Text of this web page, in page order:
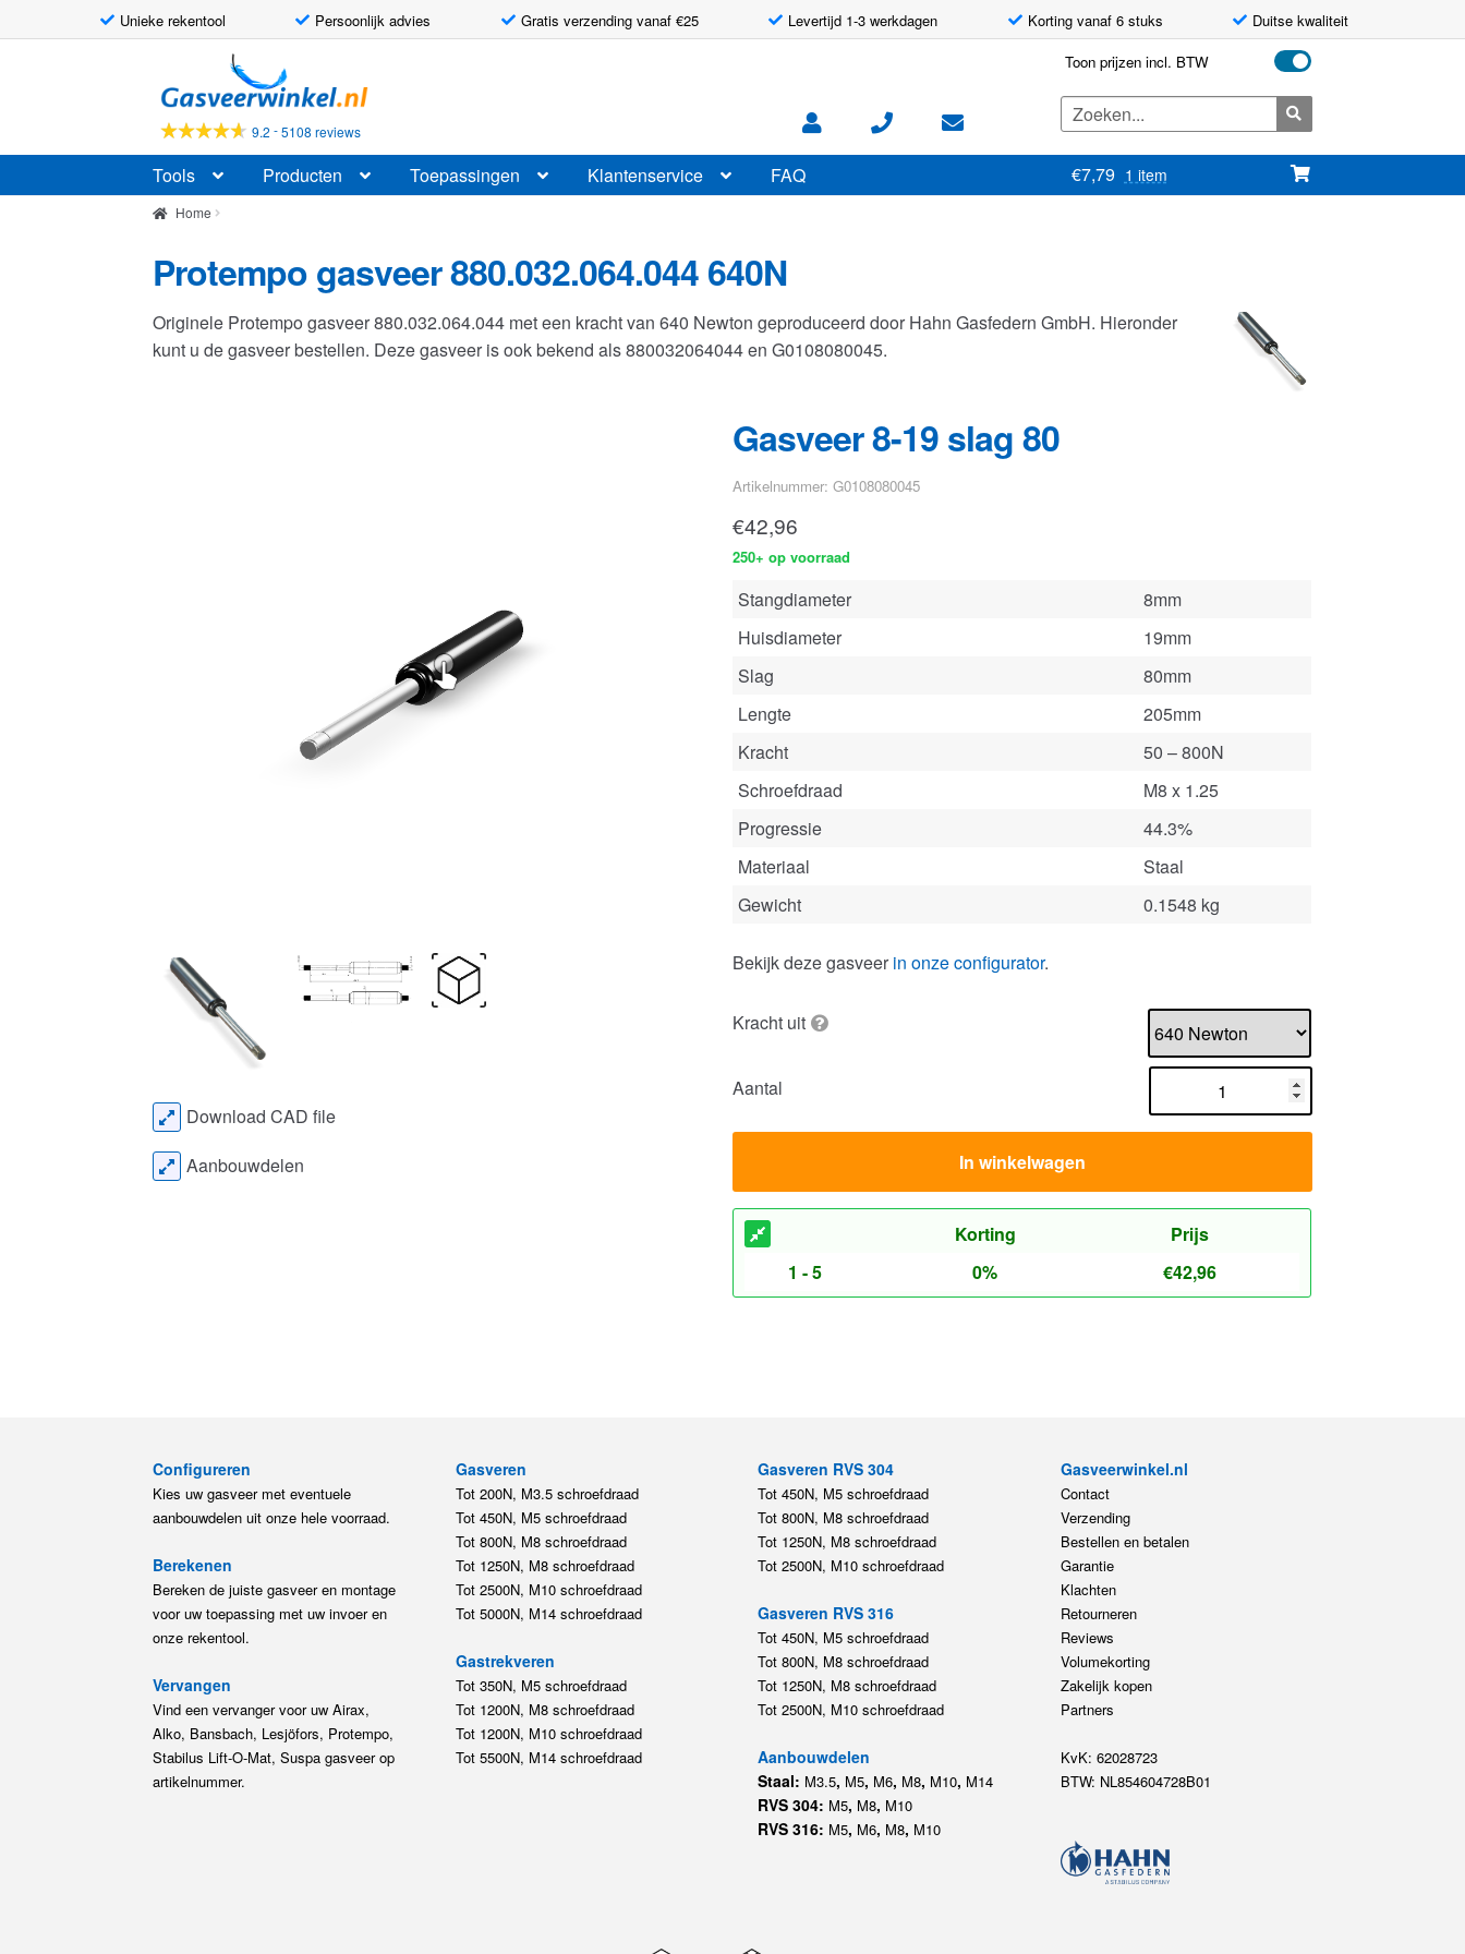
Unieke rekentool Persoonlijk advies Gratis verzending vanaf €25 Levertijd 1-3 werkdagen Korting vanaf 6 stuks Duitse kwaliteit
door
naar
navigatie
naar
de
inhoud
9.2 -5108 reviews
Toon prijzen incl. BTW
Zoeken
naar:
Tools Producten Toepassingen Klantenservice FAQ €7,79 1 item
Home
Protempo gasveer 880.032.064.044 640N
Originele Protempo gasveer 880.032.064.044 met een kracht van 640 Newton geproduceerd door Hahn Gasfedern GmbH. Hieronder
kunt u de gasveer bestellen. Deze gasveer is ook bekend als 880032064044 en G0108080045.
Gasveer 8-19 slag 80
Artikelnummer: G0108080045
€42,96
250+ op voorraad
Stangdiameter
8mm
Huisdiameter
19mm
Slag
80mm
Lengte
205mm
Kracht
50 – 800N
Schroefdraad
M8 x 1.25
Progressie
44.3%
Materiaal
Staal
Gewicht
0.1548 kg
Bekijk deze gasveer in onze configurator.
Kracht uit
Aantal
In winkelwagen
Korting
Prijs
1 - 5
0% €42,96
Download CAD file
Aanbouwdelen
Configureren
Kies uw gasveer met eventuele
aanbouwdelen uit onze hele voorraad.
Berekenen
Bereken de juiste gasveer en montage
voor uw toepassing met uw invoer en
onze rekentool.
Vervangen
Vind een vervanger voor uw Airax,
Alko, Bansbach, Lesjöfors, Protempo,
Stabilus Lift-O-Mat, Suspa gasveer op
artikelnummer.
Gasveren
Tot 200N, M3.5 schroefdraad
Tot 450N, M5 schroefdraad
Tot 800N, M8 schroefdraad
Tot 1250N, M8 schroefdraad
Tot 2500N, M10 schroefdraad
Tot 5000N, M14 schroefdraad
Gastrekveren
Tot 350N, M5 schroefdraad
Tot 1200N, M8 schroefdraad
Tot 1200N, M10 schroefdraad
Tot 5500N, M14 schroefdraad
Gasveren RVS 304
Tot 450N, M5 schroefdraad
Tot 800N, M8 schroefdraad
Tot 1250N, M8 schroefdraad
Tot 2500N, M10 schroefdraad
Gasveren RVS 316
Tot 450N, M5 schroefdraad
Tot 800N, M8 schroefdraad
Tot 1250N, M8 schroefdraad
Tot 2500N, M10 schroefdraad
Aanbouwdelen
Staal: M3.5, M5, M6, M8, M10, M14
RVS 304: M5, M8, M10
RVS 316: M5, M6, M8, M10
Gasveerwinkel.nl
Contact
Verzending
Bestellen en betalen
Garantie
Klachten
Retourneren
Reviews
Volumekorting
Zakelijk kopen
Partners
KvK: 62028723
BTW: NL854604728B01